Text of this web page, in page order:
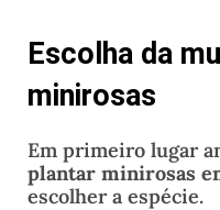
Escolha da
minirosas
Em primeiro lugar
plantar minirosas
escolher a espécie.